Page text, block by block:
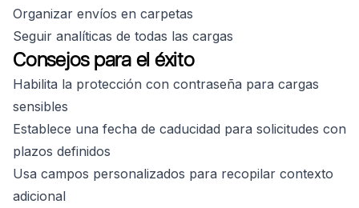
Organizar envíos en carpetas
Seguir analíticas de todas las cargas
Consejos para el éxito
Habilita la protección con contraseña para cargas
sensibles
Establece una fecha de caducidad para solicitudes con
plazos definidos
Usa campos personalizados para recopilar contexto
adicional